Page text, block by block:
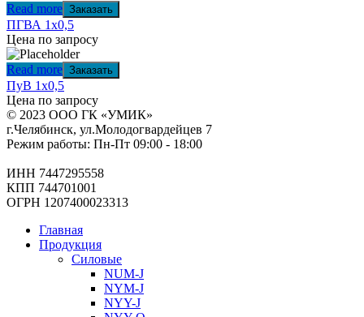
Read more Заказать
ПГВА 1х0,5
Цена по запросу
Read more Заказать
ПуВ 1х0,5
Цена по запросу
© 2023 ООО ГК «УМИК»
г.Челябинск, ул.Молодогвардейцев 7
Режим работы: Пн-Пт 09:00 - 18:00
ИНН 7447295558
КПП 744701001
ОГРН 1207400023313
Главная
Продукция
Силовые
NUM-J
NYM-J
NYY-J